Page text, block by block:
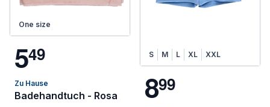
One size
549
Zu Hause
Badehandtuch - Rosa
S M L XL XXL
899